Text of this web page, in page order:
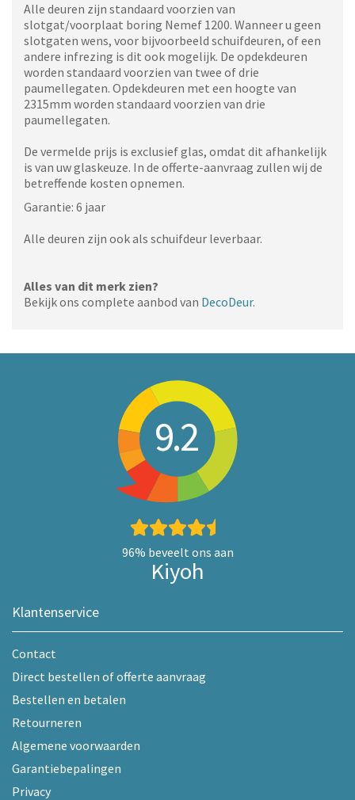
Alle deuren zijn standaard voorzien van
slotgat/voorplaat boring Nemef 1200. Wanneer u geen
slotgaten wens, voor bijvoorbeeld schuifdeuren, of een
andere infrezing is dit ook mogelijk. De opdekdeuren
worden standaard voorzien van twee of drie
paumellegaten. Opdekdeuren met een hoogte van
2315mm worden standaard voorzien van drie
paumellegaten.
De vermelde prijs is exclusief glas, omdat dit afhankelijk
is van uw glaskeuze. In de offerte-aanvraag zullen wij de
betreffende kosten opnemen.
Garantie: 6 jaar
Alle deuren zijn ook als schuifdeur leverbaar.
Alles van dit merk zien?
Bekijk ons complete aanbod van DecoDeur.
9.2
96% beveelt ons aan
Kiyoh
Klantenservice
Contact
Direct bestellen of offerte aanvraag
Bestellen en betalen
Retourneren
Algemene voorwaarden
Garantiebepalingen
Privacy